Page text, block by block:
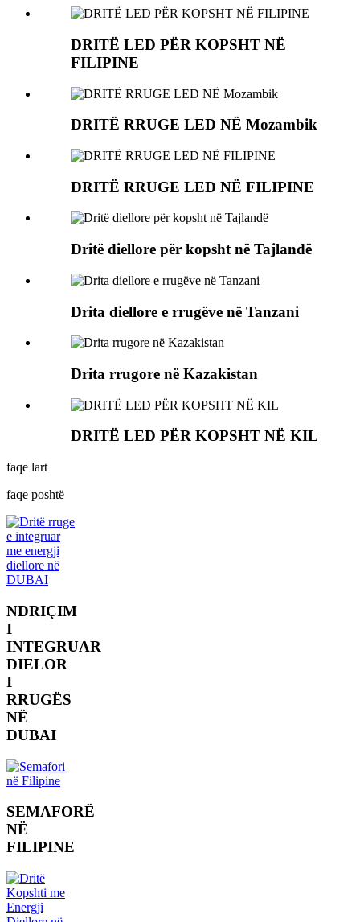
DRITË LED PËR KOPSHT NË
FILIPINE
DRITË RRUGE LED NË Mozambik
DRITË RRUGE LED NË FILIPINE
Dritë diellore për kopsht në Tajlandë
Drita diellore e rrugëve në Tanzani
Drita rrugore në Kazakistan
DRITË LED PËR KOPSHT NË KIL
faqe lart
faqe poshtë
NDRIÇIM
I
INTEGRUAR
DIELOR
I
RRUGËS
NË
DUBAI
SEMAFORË
NË
FILIPINE